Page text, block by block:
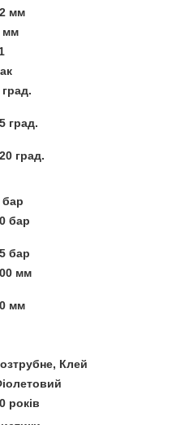
мм
мм
град.
град.
град.
бар
бар
бар
мм
мм
Клей
років